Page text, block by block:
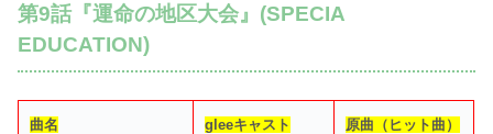
第9話『運命の地区大会』(SPECIA
EDUCATION)
曲名 gleeキャスト 原曲（ヒット曲）